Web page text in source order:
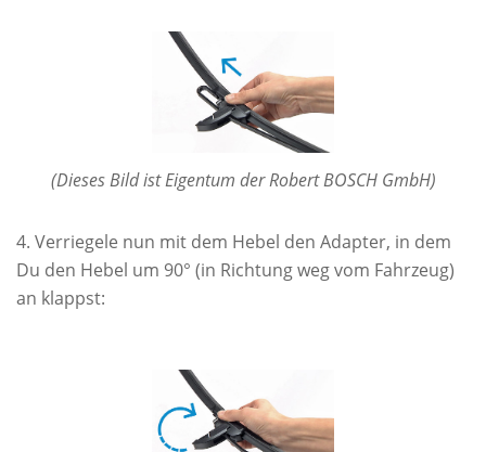
(Dieses Bild ist Eigentum der Robert BOSCH GmbH)
Verriegele nun mit dem Hebel den Adapter, in dem
Du den Hebel um 90° (in Richtung weg vom Fahrzeug)
an klappst: